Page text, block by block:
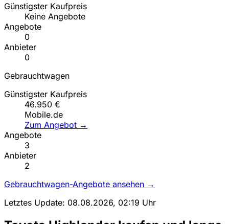
Günstigster Kaufpreis
Keine Angebote
Angebote
0
Anbieter
0
Gebrauchtwagen
Günstigster Kaufpreis
46.950 €
Mobile.de
Zum Angebot →
Angebote
3
Anbieter
2
Gebrauchtwagen-Angebote ansehen →
Letztes Update: 08.08.2026, 02:19 Uhr